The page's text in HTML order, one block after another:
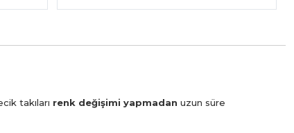
takıları renk değişimi yapmadan uzun süre